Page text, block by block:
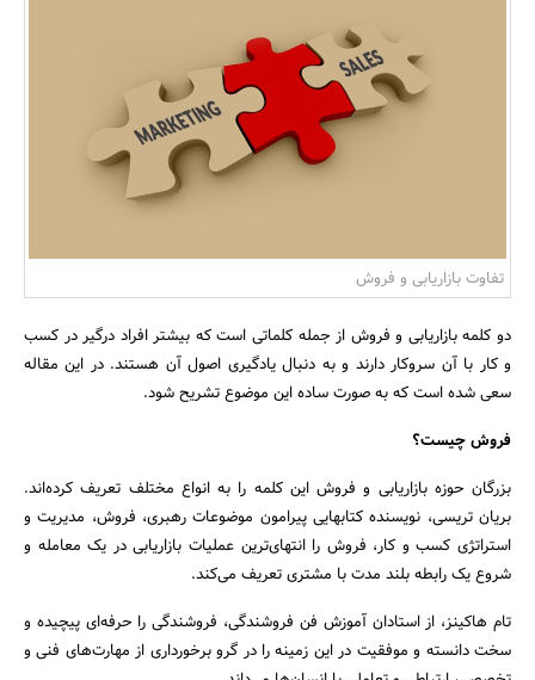
مسکن و ساختمان
تفاوت بازاریابی و فروش
دو کلمه بازاریابی و فروش از جمله کلماتی است که بیشتر افراد درگیر در کسب
و کار با آن سروکار دارند و به دنبال یادگیری اصول آن هستند. در این مقاله
سعی شده است که به صورت ساده این موضوع تشریح شود.
فروش چیست؟
بزرگان حوزه بازاریابی و فروش این کلمه را به انواع مختلف تعریف کرده‌اند.
بریان تریسی، نویسنده کتابهایی پیرامون موضوعات رهبری، فروش، مدیریت و
استراتژی کسب و کار، فروش را انتهای‌ترین عملیات بازاریابی در یک معامله و
شروع یک رابطه بلند مدت با مشتری تعریف می‌کند.
تام هاکینز، از استادان آموزش فن فروشندگی، فروشندگی را حرفه‌ای پیچیده و
سخت دانسته و موفقیت در این زمینه را در گرو برخورداری از مهارت‌های فنی و